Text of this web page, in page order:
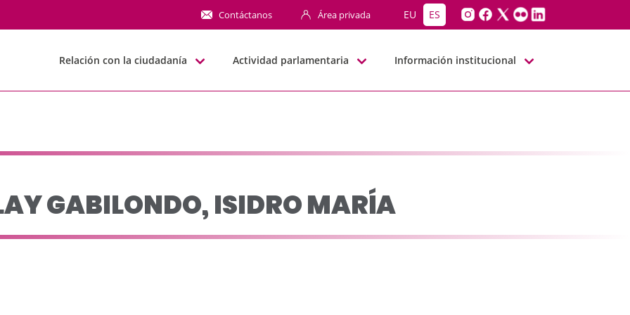
MARÍA - JJGG-BBNN
Contáctanos Área privada EU ES
Relación con la ciudadanía Actividad parlamentaria Información institucional
GABILONDO, ISIDRO MARÍA